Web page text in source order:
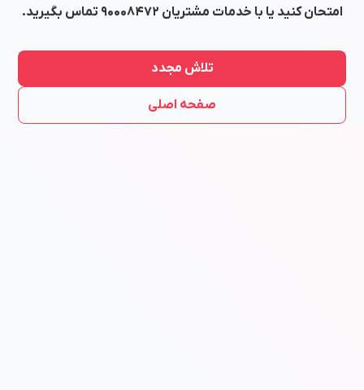
امتحان کنید یا با خدمات مشتریان ۹۰۰۰۸۴۷۲ تماس بگیرید.
تلاش مجدد
صفحه اصلی